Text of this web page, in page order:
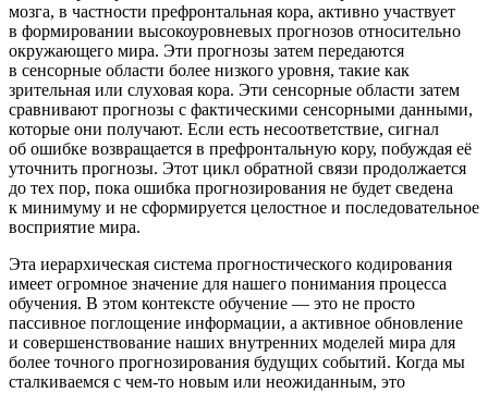
мозга, в частности префронтальная кора, активно участвует
в формировании высокоуровневых прогнозов относительно
окружающего мира. Эти прогнозы затем передаются
в сенсорные области более низкого уровня, такие как
зрительная или слуховая кора. Эти сенсорные области затем
сравнивают прогнозы с фактическими сенсорными данными,
которые они получают. Если есть несоответствие, сигнал
об ошибке возвращается в префронтальную кору, побуждая её
уточнить прогнозы. Этот цикл обратной связи продолжается
до тех пор, пока ошибка прогнозирования не будет сведена
к минимуму и не сформируется целостное и последовательное
восприятие мира.
Эта иерархическая система прогностического кодирования
имеет огромное значение для нашего понимания процесса
обучения. В этом контексте обучение — это не просто
пассивное поглощение информации, а активное обновление
и совершенствование наших внутренних моделей мира для
более точного прогнозирования будущих событий. Когда мы
сталкиваемся с чем-то новым или неожиданным, это